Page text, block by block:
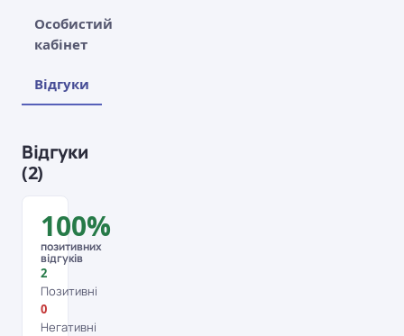
Особистий
кабінет
Відгуки
Відгуки
(2)
100%
позитивних
відгуків
2
Позитивні
0
Негативні